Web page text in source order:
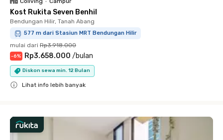
Kost Rukita Seven Benhil
Bendungan Hilir, Tanah Abang
577 m dari Stasiun MRT Bendungan Hilir
mulai dari Rp3.918.000
-6% Rp3.658.000 /bulan
Diskon sewa min. 12 Bulan
Lihat info lebih banyak